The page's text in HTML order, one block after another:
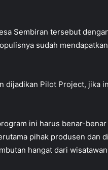
Sembiran tersebut
sudah
dijadikan Pilot Project, jika
ini harus benar-
pihak produsen dan
hangat dari